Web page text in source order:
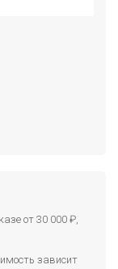
от 30 000 ₽,
зависит